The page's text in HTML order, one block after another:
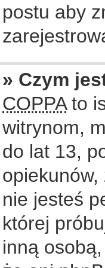
postu aby
» Czym
COPPAto
witrynom,
do lat 13,
nie jesteś
której
inną